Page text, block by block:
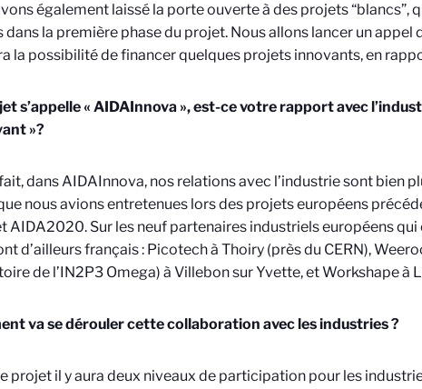
également laissé la porte ouverte à des projets “blancs”,
dans la première phase du projet. Nous allons lancer un appel
la possibilité de financer quelques projets innovants, en
s’appelle « AIDAInnova », est-ce votre rapport avec
»?
dans AIDAInnova, nos relations avec l’industrie sont bien
nous avions entretenues lors des projets européens
AIDA2020. Sur les neuf partenaires industriels européens
d’ailleurs français : Picotech à Thoiry (près du CERN),
de l’IN2P3 Omega) à Villebon sur Yvette, et Workshape à
va se dérouler cette collaboration avec les industries ?
projet il y aura deux niveaux de participation pour les